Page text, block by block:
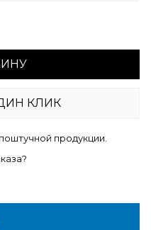
КЛИК
продукции.